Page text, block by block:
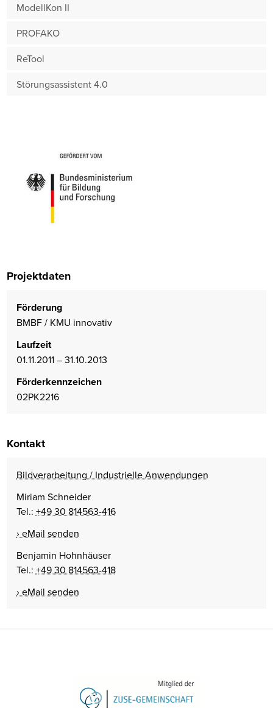
ModellKon II
PROFAKO
ReTool
Störungsassistent 4.0
Projektdaten
Förderung
BMBF / KMU innovativ
Laufzeit
01.11.2011 – 31.10.2013
Förderkennzeichen
02PK2216
Kontakt
Bildverarbeitung / Industrielle Anwendungen
Miriam Schneider
Tel.: +49 30 814563-416
eMail senden
Benjamin Hohnhäuser
Tel.: +49 30 814563-418
eMail senden